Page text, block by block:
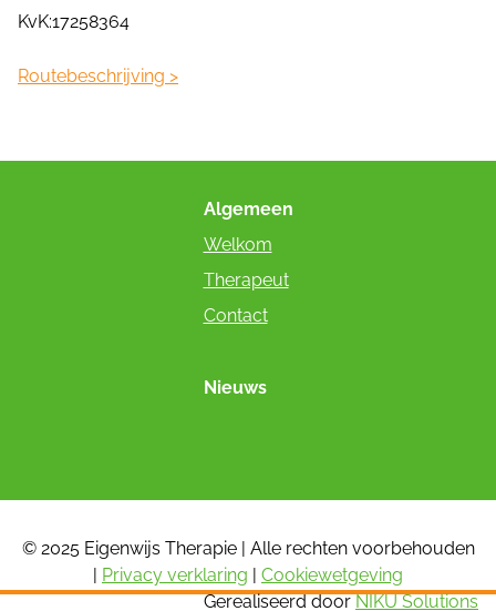
KvK:17258364
Routebeschrijving >
Algemeen
Welkom
Therapeut
Contact
Nieuws
© 2025 Eigenwijs Therapie | Alle rechten voorbehouden
| Privacy verklaring | Cookiewetgeving
Gerealiseerd doorNIKU Solutions